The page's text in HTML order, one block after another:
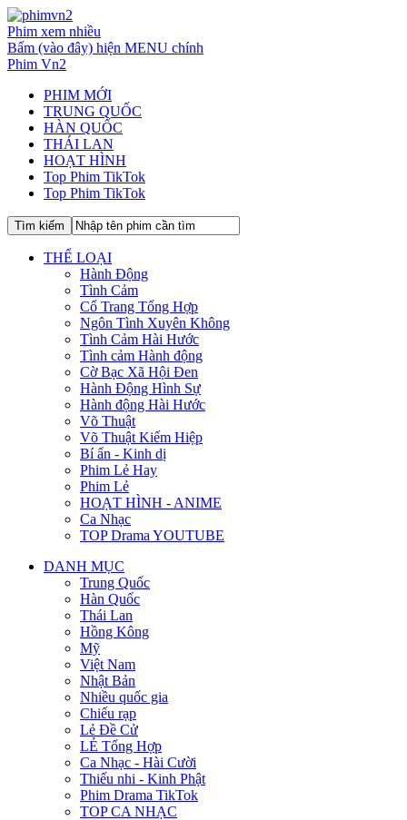
Phim xem nhiều
Bấm (vào đây) hiện MENU chính
Phim Vn2
PHIM MỚI
TRUNG QUỐC
HÀN QUỐC
THÁI LAN
HOẠT HÌNH
Top Phim TikTok
Top Phim TikTok
THỂ LOẠI
Hành Động
Tình Cảm
Cổ Trang Tổng Hợp
Ngôn Tình Xuyên Không
Tình Cảm Hài Hước
Tình cảm Hành động
Cờ Bạc Xã Hội Đen
Hành Động Hình Sự
Hành động Hài Hước
Võ Thuật
Võ Thuật Kiếm Hiệp
Bí ẩn - Kinh dị
Phim Lẻ Hay
Phim Lẻ
HOẠT HÌNH - ANIME
Ca Nhạc
TOP Drama YOUTUBE
DANH MỤC
Trung Quốc
Hàn Quốc
Thái Lan
Hồng Kông
Mỹ
Việt Nam
Nhật Bản
Nhiều quốc gia
Chiếu rạp
Lẻ Đề Cử
LẺ Tổng Hợp
Ca Nhạc - Hài Cười
Thiếu nhi - Kinh Phật
Phim Drama TikTok
TOP CA NHẠC